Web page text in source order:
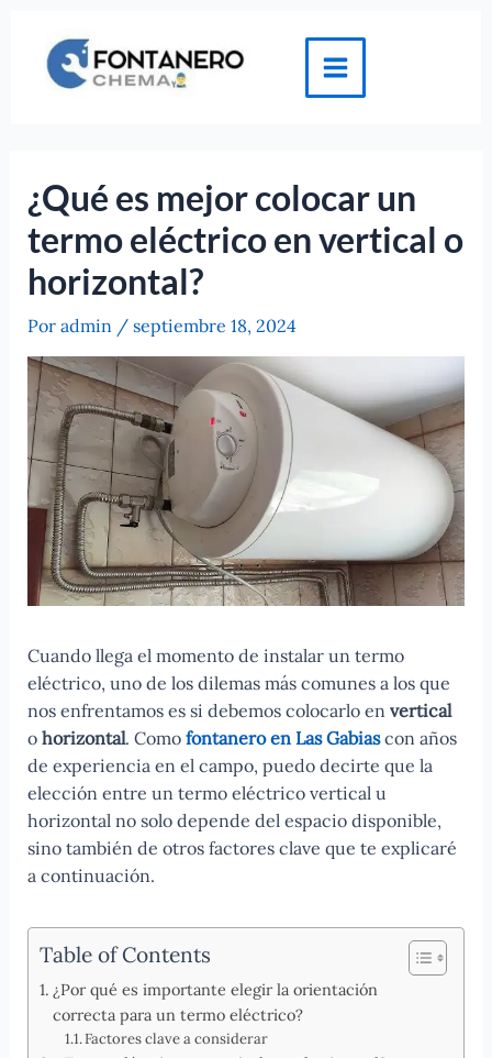
contenido
Main
¿Qué es mejor colocar un
termo eléctrico en vertical o
horizontal?
Por admin / septiembre 18, 2024
Cuando llega el momento de instalar un termo
eléctrico, uno de los dilemas más comunes a los que
nos enfrentamos es si debemos colocarlo en vertical
o horizontal. Como fontanero en Las Gabiascon años
de experiencia en el campo, puedo decirte que la
elección entre un termo eléctrico vertical u
horizontal no solo depende del espacio disponible,
sino también de otros factores clave que te explicaré
a continuación.
Table of Contents
¿Por qué es importante elegir la orientación
correcta para un termo eléctrico?
Factores clave a considerar